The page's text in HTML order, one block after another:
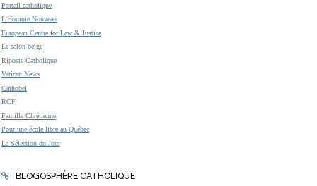
Portail catholique
L'Homme Nouveau
European Centre for Law & Justice
Le salon beige
Riposte Catholique
Vatican News
Cathobel
RCF
Famille Chrétienne
Pour une école libre au Québec
La Sélection du Jour
BLOGOSPHÈRE CATHOLIQUE